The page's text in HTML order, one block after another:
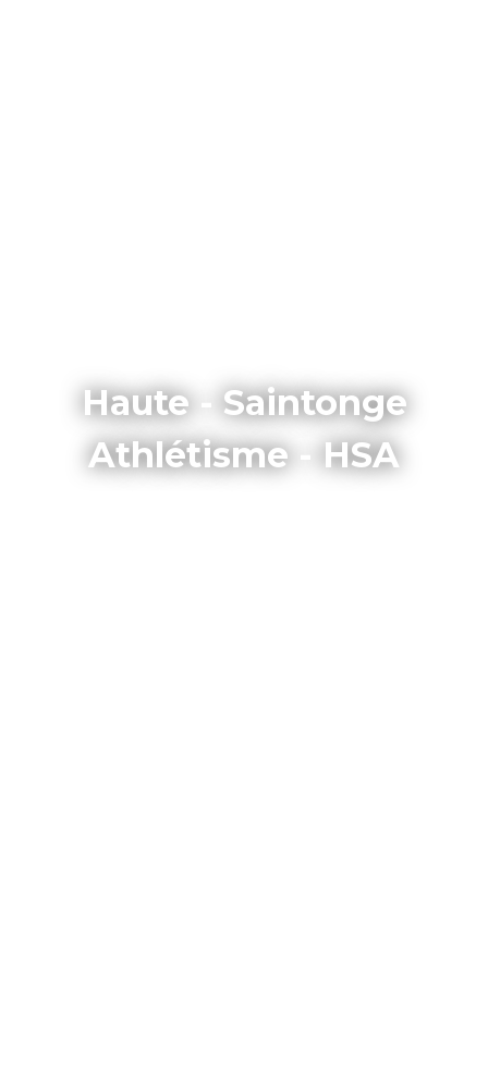
Haute - Saintonge
Athlétisme - HSA